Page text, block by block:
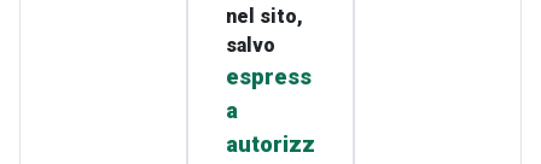
nel sito,
salvo
espress
a
autorizz